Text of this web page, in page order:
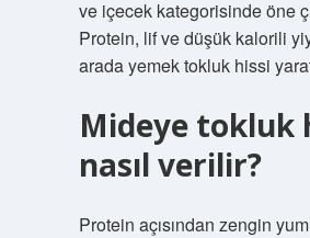
ve içecek kategorisinde öne
Protein, lif ve düşük kalorili
arada yemek tokluk hissi
Mideye tokluk
nasıl verilir?
Protein açısından zengin